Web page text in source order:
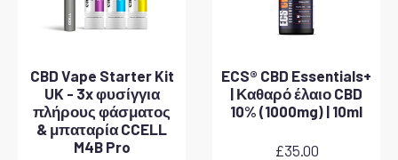
CBD Vape Starter Kit
UK - 3x φυσίγγια
πλήρους φάσματος
& μπαταρία CCELL
M4B Pro
ECS® CBD Essentials+
| Καθαρό έλαιο CBD
10% (1000mg) | 10ml
£35.00